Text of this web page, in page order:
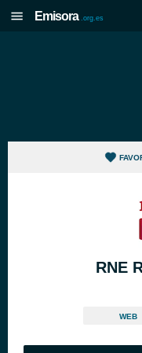
Emisora .org.es
RNE
WEB